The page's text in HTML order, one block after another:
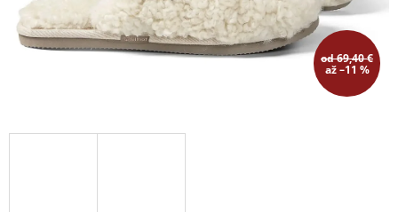
od 69,40 €
až –11 %